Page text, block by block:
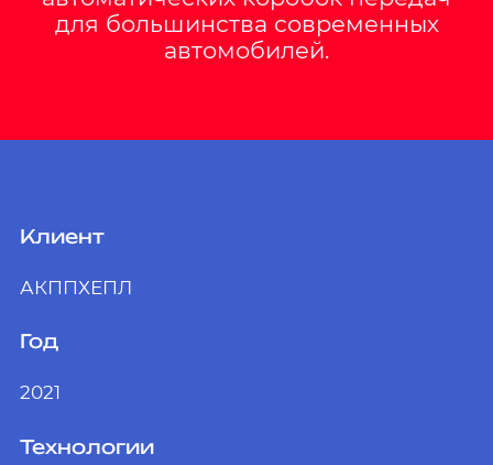
для большинства современных
автомобилей.
Клиент
АКППХЕПЛ
Год
2021
Технологии